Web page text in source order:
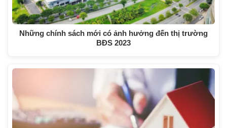
Những chính sách mới có ảnh hưởng đến thị trường
BĐS 2023